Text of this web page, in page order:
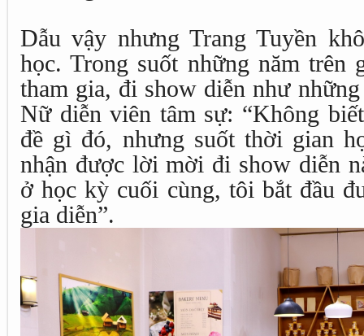
Dẫu vậy nhưng Trang Tuyền
học. Trong suốt những năm trên
tham gia, đi show diễn như
Nữ diễn viên tâm sự: “Không
đề gì đó, nhưng suốt thời gian
nhận được lời mời đi show diễn
ở học kỳ cuối cùng, tôi bắt đầu
gia diễn”.